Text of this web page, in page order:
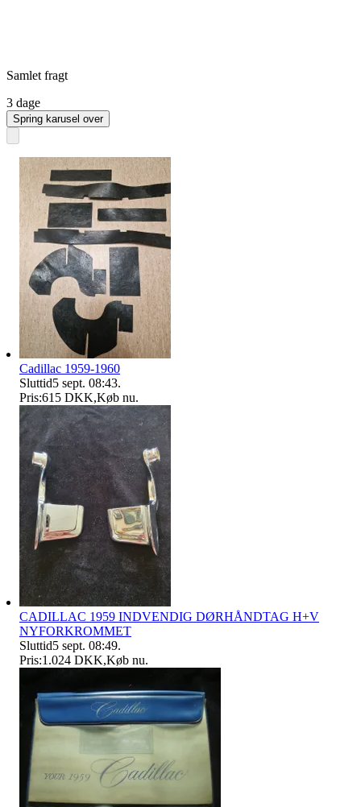
Samlet fragt
3 dage
Spring karusel over
Cadillac 1959-1960
Sluttid5 sept. 08:43.
Pris:615 DKK,Køb nu.
CADILLAC 1959 INDVENDIG DØRHÅNDTAG H+V
NYFORKROMMET
Sluttid5 sept. 08:49.
Pris:1.024 DKK,Køb nu.